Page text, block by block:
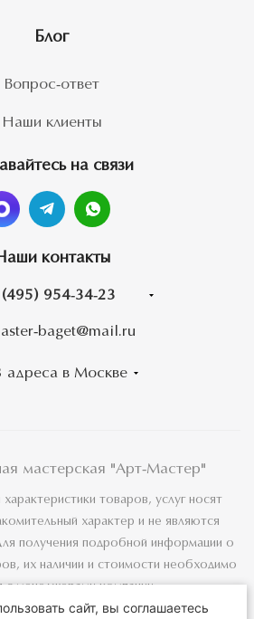
Блог
Вопрос-ответ
Наши клиенты
на связи
контакты
954-34-23
baget@mail.ru
адреса в Москве
мастерская "Арт-Мастер"
товаров, услуг носят
характер и не являются
получения подробной информации о
их наличии и стоимости необходимо
с менеджерами компании.
сайт, вы соглашаетесь